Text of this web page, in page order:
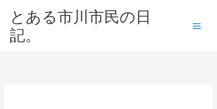
キ
とある市川市民の日
記。